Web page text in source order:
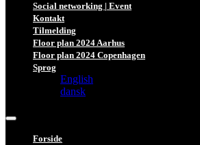
Social networking | Event
Kontakt
Tilmelding
Floor plan 2024 Aarhus
Floor plan 2024 Copenhagen
Sprog
English
dansk
Forside